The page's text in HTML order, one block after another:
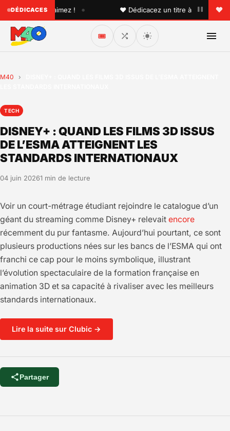
DÉDICACES
que vous aimez ! • ♥ Dédicacez un titre à vos proches
🎟️
M40 ›
TECH
DISNEY+ : QUAND LES FILMS 3D ISSUS
DE L’ESMA ATTEIGNENT LES
STANDARDS INTERNATIONAUX
04 juin 20261 min de lecture
Voir un court-métrage étudiant rejoindre le catalogue d’un
géant du streaming comme Disney+ relevait encore
récemment du pur fantasme. Aujourd’hui pourtant, ce sont
plusieurs productions nées sur les bancs de l’ESMA qui ont
franchi ce cap pour le moins symbolique, illustrant
l’évolution spectaculaire de la formation française en
animation 3D et sa capacité à rivaliser avec les meilleurs
standards internationaux.
Lire la suite sur Clubic →
Partager